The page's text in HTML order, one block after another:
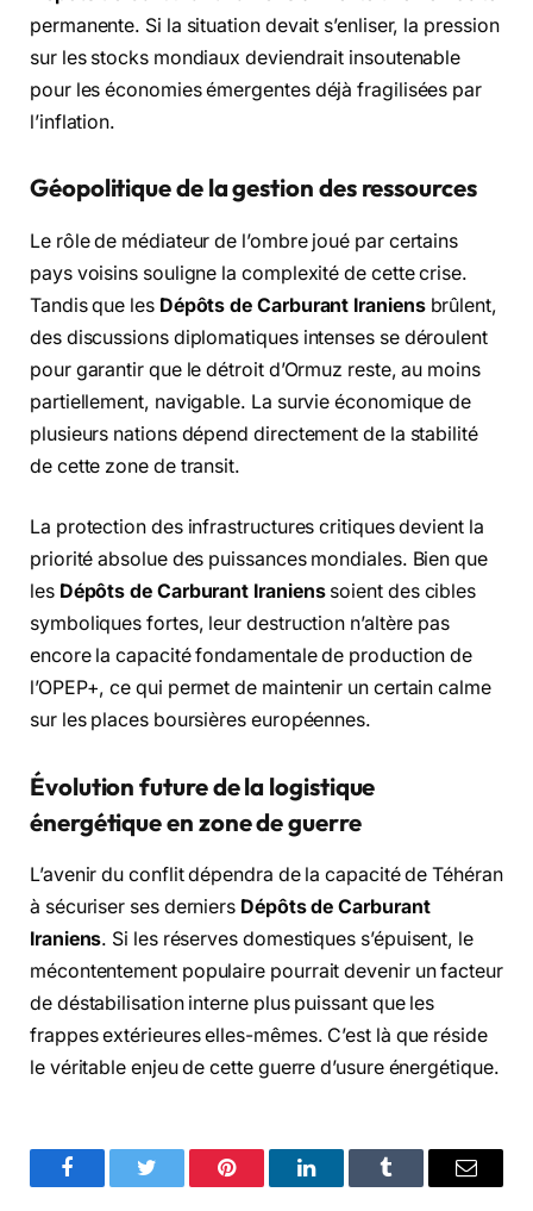
permanente. Si la situation devait s’enliser, la pression
sur les stocks mondiaux deviendrait insoutenable
pour les économies émergentes déjà fragilisées par
l’inflation.
Géopolitique de la gestion des ressources
Le rôle de médiateur de l’ombre joué par certains
pays voisins souligne la complexité de cette crise.
Tandis que les Dépôts de Carburant Iraniensbrûlent,
des discussions diplomatiques intenses se déroulent
pour garantir que le détroit d’Ormuz reste, au moins
partiellement, navigable. La survie économique de
plusieurs nations dépend directement de la stabilité
de cette zone de transit.
La protection des infrastructures critiques devient la
priorité absolue des puissances mondiales. Bien que
les Dépôts de Carburant Iranienssoient des cibles
symboliques fortes, leur destruction n’altère pas
encore la capacité fondamentale de production de
l’OPEP+, ce qui permet de maintenir un certain calme
sur les places boursières européennes.
Évolution future de la logistique
énergétique en zone de guerre
L’avenir du conflit dépendra de la capacité de Téhéran
à sécuriser ses derniers Dépôts de Carburant
Iraniens. Si les réserves domestiques s’épuisent, le
mécontentement populaire pourrait devenir un facteur
de déstabilisation interne plus puissant que les
frappes extérieures elles-mêmes. C’est là que réside
le véritable enjeu de cette guerre d’usure énergétique.
FacebookTwitter Pinterest LinkedInTumblr Email